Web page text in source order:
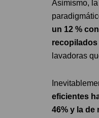
Asimismo,
un 12 %
lavadoras
eficientes
46% y la de